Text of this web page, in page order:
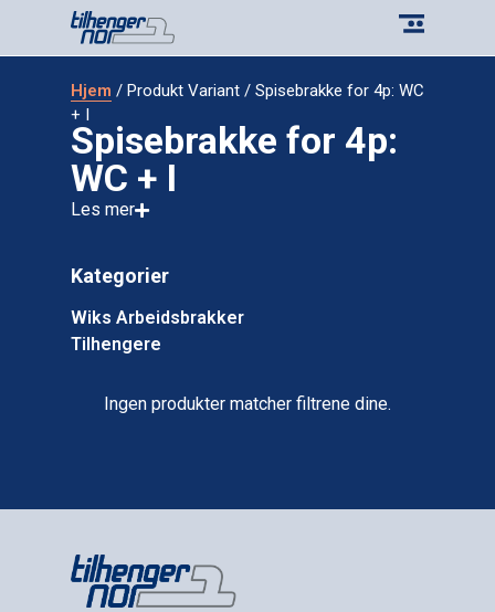
Hjem / Produkt Variant / Spisebrakke for 4p: WC
+ I
Spisebrakke for 4p:
WC + I
Les mer
Kategorier
Wiks Arbeidsbrakker
Tilhengere
Ingen produkter matcher filtrene dine.